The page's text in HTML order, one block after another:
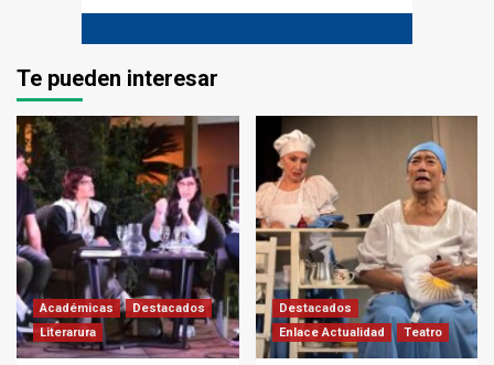
Te pueden interesar
Académicas
Destacados
Literarura
Destacados
Enlace Actualidad
Teatro